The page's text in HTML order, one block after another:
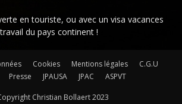
en touriste, ou avec un visa vacances
travail du pays continent !
Cookies Mentions légales
C.G.U
Presse JPAUSA JPAC ASPVT
Christian Bollaert 2023